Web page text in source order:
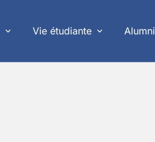
Vie étudiante Alumni